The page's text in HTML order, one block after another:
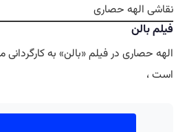
نقاشی الهه حصاری
فیلم بالن
الهه حصاری در فیلم «بالن» به کارگردانی
است ،